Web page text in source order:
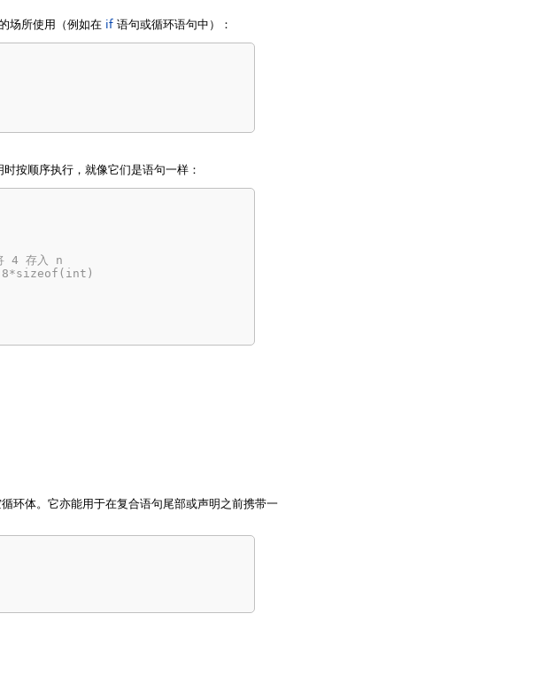
场所使用（例如在 if 语句或循环语句中）：
按顺序执行，就像它们是语句一样：
4 存入 n
8*sizeof(int)
环体。它亦能用于在复合语句尾部或声明之前携带一